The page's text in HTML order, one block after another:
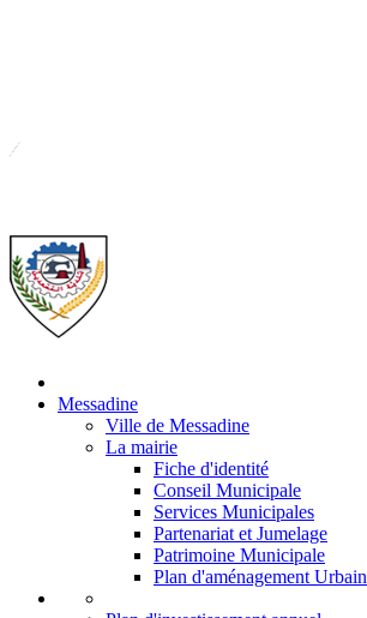
Messadine
Ville de Messadine
La mairie
Fiche d'identité
Conseil Municipale
Services Municipales
Partenariat et Jumelage
Patrimoine Municipale
Plan d'aménagement Urbain